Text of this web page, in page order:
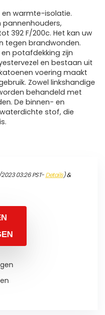
warmte-isolatie.
pannenhouders,
392 F/200c. Het kan uw
tegen brandwonden.
potafdekking zijn
en bestaan uit
voering maakt
Zowel linkshandige
behandeld met
De binnen- en
stof, die
03:26 PST-Details)&